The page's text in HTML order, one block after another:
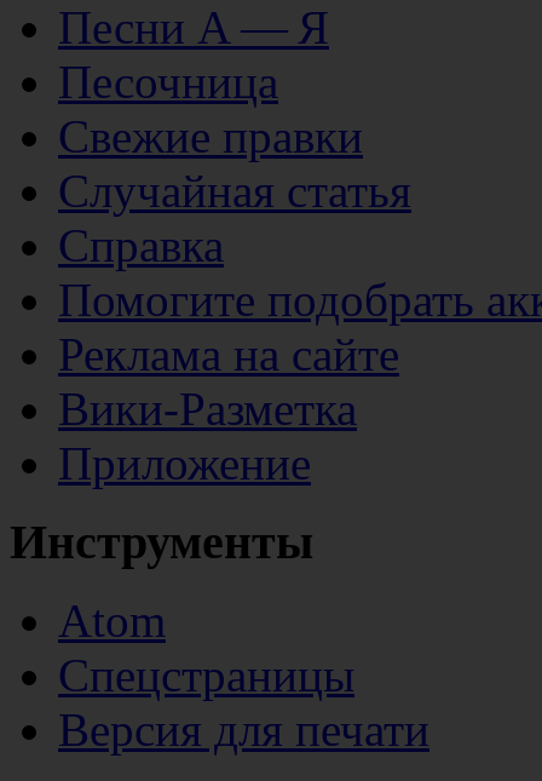
Песни А — Я
Песочница
Свежие правки
Случайная статья
Справка
Помогите подобрать
Реклама на сайте
Вики-Разметка
Приложение
Инструменты
Atom
Спецстраницы
Версия для печати